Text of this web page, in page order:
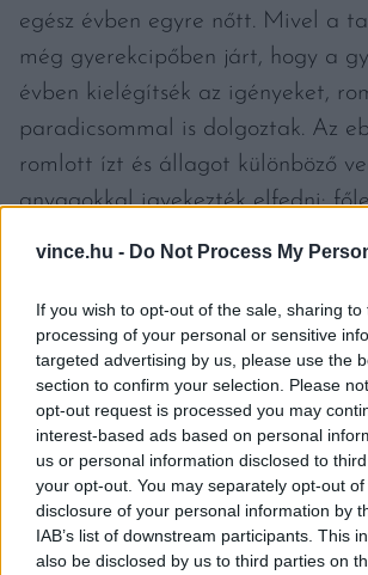
vince.hu - Do Not Process My
If you wish to opt-out of the sale, sharing
processing of your personal or sensitive
targeted advertising by us, please use the
section to confirm your selection. Please
opt-out request is processed you may
interest-based ads based on personal
us or personal information disclosed to
your opt-out. You may separately opt-out
disclosure of your personal information by
IAB’s list of downstream participants. This
also be disclosed by us to third parties on
egész évben egyre nőtt. Mivel a
még gyerekcipőben járt, hogy a
évben kielégítsék az igényeket,
paradicsommal is dolgoztak. Az
romlott ízt és állagot különböző
anyagokkal igyekezték elfedni:
anyagok mára mind száműzve
élelmiszeriparból. Nem is beszélve
színezőanyagról, amivel
vegyszerektől kifakult ketchupnak
kőszénkátrányt adtak hozzá, amit
rákkeltő anyagként tartunk
Az orvosi felhasználásra készült